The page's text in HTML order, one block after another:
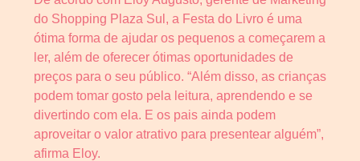
do Shopping Plaza Sul, a Festa do Livro é uma
ótima forma de ajudar os pequenos a começarem a
ler, além de oferecer ótimas oportunidades de
preços para o seu público. “Além disso, as crianças
podem tomar gosto pela leitura, aprendendo e se
divertindo com ela. E os pais ainda podem
aproveitar o valor atrativo para presentear alguém”,
afirma Eloy.